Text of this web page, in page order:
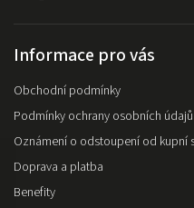
Informace pro vás
Obchodní podmínky
Podmínky ochrany osobních údajů
Oznámení o odstoupení od kupní
Doprava a platba
Benefity